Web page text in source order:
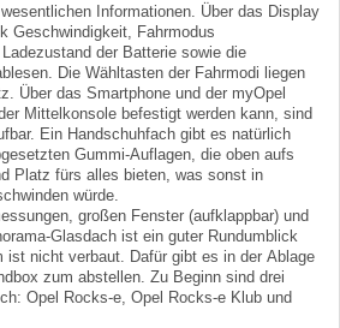
Informationen. Über das Display
Geschwindigkeit, Fahrmodus
der Batterie sowie die
Die Wähltasten der Fahrmodi liegen
Über das Smartphone und der myOpel
Mittelkonsole befestigt werden kann, sind
Ein Handschuhfach gibt es natürlich
Gummi-Auflagen, die oben aufs
Platz fürs alles bieten, was sonst in
würde.
großen Fenster (aufklappbar) und
Glasdach ist ein guter Rundumblick
ist nicht verbaut. Dafür gibt es in der Ablage
zum abstellen. Zu Beginn sind drei
Opel Rocks‑e, Opel Rocks-e Klub und